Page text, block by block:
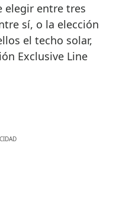
elegir entre tres
sí, o la elección
el techo solar,
Exclusive Line